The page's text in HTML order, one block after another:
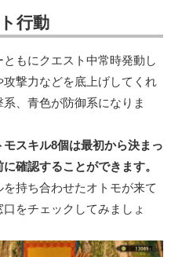
行動
もにクエスト中常時発動し
撃力などを底上げしてくれ
、青色が防御系になりま
スキル8個は最初から決まっ
確認することができます。
持ち合わせたオトモが来て
をチェックしてみましょ